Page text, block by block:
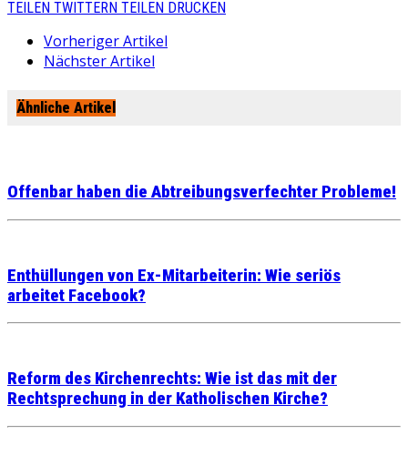
TEILEN TWITTERN TEILEN DRUCKEN
Vorheriger Artikel
Nächster Artikel
Ähnliche Artikel
Offenbar haben die Abtreibungsverfechter Probleme!
Enthüllungen von Ex-Mitarbeiterin: Wie seriös
arbeitet Facebook?
Reform des Kirchenrechts: Wie ist das mit der
Rechtsprechung in der Katholischen Kirche?